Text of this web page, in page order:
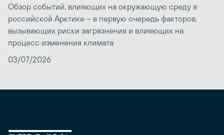
Обзор событий, влияющих на окружающую среду в
российской Арктике – в первую очередь факторов,
вызывающих риски загрязнения и влияющих на
процесс изменения климата
03/07/2026